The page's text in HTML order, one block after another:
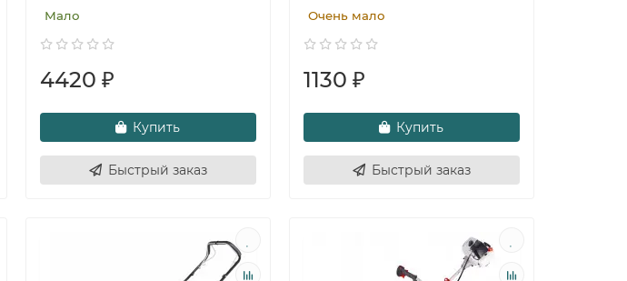
Мало
4420 ₽
Купить
Быстрый заказ
Очень мало
1130 ₽
Купить
Быстрый заказ